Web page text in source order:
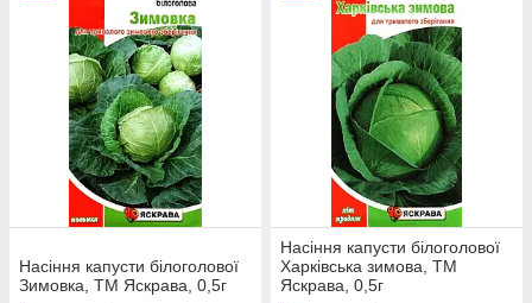
Насіння капусти білоголової
Зимовка, ТМ Яскрава, 0,5г
Насіння капусти білоголової
Харкiвська зимова, ТМ
Яскрава, 0,5г